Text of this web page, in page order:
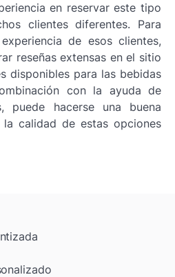
en reservar este tipo
clientes diferentes. Para
de esos clientes,
reseñas extensas en el sitio
disponibles para las bebidas
con la ayuda de
puede hacerse una buena
calidad de estas opciones